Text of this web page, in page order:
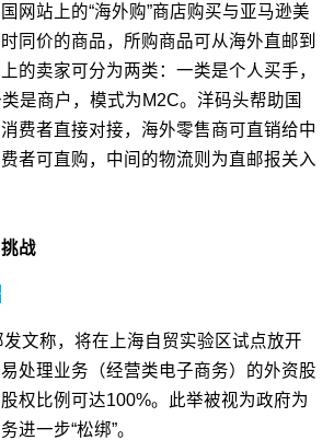
网站上的“海外购”商店购买与亚马逊美
同价的商品，所购商品可从海外直邮到
的卖家可分为两类：一类是个人买手，
是商户，模式为M2C。洋码头帮助国
费者直接对接，海外零售商可直销给中
者可直购，中间的物流则为直邮报关入
战
文称，将在上海自贸实验区试点放开
处理业务（经营类电子商务）的外资股
权比例可达100%。此举被视为政府为
进一步“松绑”。